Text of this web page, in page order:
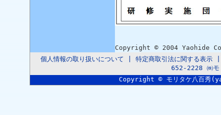
Copyright © 2004 Yaohide
個人情報の取り扱いについて
特定商取引法に関する表示
652-2228 ㈱モ
Copyright © モリタケ八百